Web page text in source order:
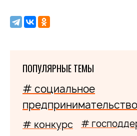
ПОПУЛЯРНЫЕ ТЕМЫ
# социальное
предпринимательство
# конкурс #